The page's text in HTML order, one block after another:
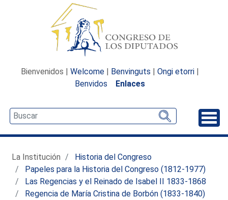
Bienvenidos | Welcome | Benvinguts | Ongi etorri |
Benvidos
Enlaces
La Institución
Historia del Congreso
Papeles para la Historia del Congreso (1812-1977)
Las Regencias y el Reinado de Isabel II 1833-1868
Regencia de María Cristina de Borbón (1833-1840)